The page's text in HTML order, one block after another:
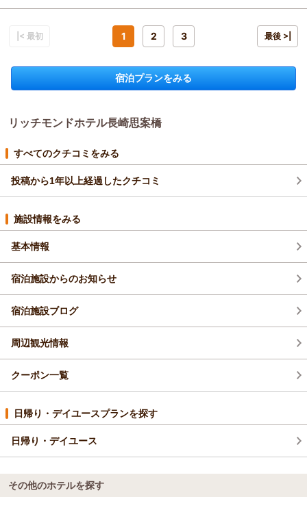
（返信日：2026/06/18）
るまで、ご満足いただけて安心いたしました。「安心して滞在
みになります。
今後もお客様に快適で安心な旅の拠点を提供できるよう、サー
ビスの向上に努めてまいります。
最後になりましたが、お忙しい中ご投稿いただきありがとうご
ざいました。
リッチモンドホテル長崎思案橋
られる方は駐車場が分かりにくいかも？しれません（大きな看板
があったのですが，私の場合は２回目で確認することができまし
宿泊時期： 2026年06月宿泊 (一人旅)
宿泊プラン：
【じゃらんスペシャルウィーク】【シンプルステイ】素泊まり
リッチモンドホテル長崎思案橋からの返信
にありがとうございます。
上げます。
お客様の仰る通り、ホテルは繁華街の中に位置している為、初
めてお車でお越しになるお客様にとっては看板が見落としやす
かったり、通り過ぎてしまったりすることがございます。
に到着できるよう改善に努めてまいります。
変恐縮でございます。
思案橋の繁華街という立地ながら、ホテル駐車場をご活用して
いただき、夜の稲佐山ドライブまで長崎の街を満喫していただ
けたようで大変嬉しく思います。
また、フロントの対応やお部屋の清掃・設備に関しましても、
安心してお過ごしいただけたとのこと、スタッフ一同大きな励
みになります。
お客様のお越しをスタッフ一同心よりお待ちしております。
フロント 西村
（返信日：2026/06/16）
|< 最初 1 2 3 最後 >|
宿泊プランをみる
リッチモンドホテル長崎思案橋
すべてのクチコミをみる
投稿から1年以上経過したクチコミ
施設情報をみる
基本情報
宿泊施設からのお知らせ
宿泊施設ブログ
周辺観光情報
クーポン一覧
日帰り・デイユースプランを探す
日帰り・デイユース
その他のホテルを探す